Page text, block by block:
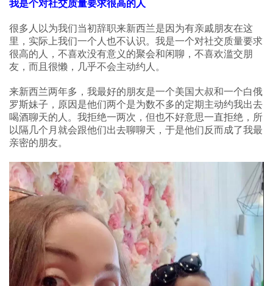
我是个对社交质量要求很高的人
很多人以为我们当初辞职来新西兰是因为有亲戚朋友在这
里，实际上我们一个人也不认识。我是一个对社交质量要求
很高的人，不喜欢没有意义的聚会和闲聊，不喜欢滥交朋
友，而且很懒，几乎不会主动约人。
来新西兰两年多，我最好的朋友是一个美国大叔和一个白俄
罗斯妹子，原因是他们两个是为数不多的定期主动约我出去
喝酒聊天的人。我拒绝一两次，但也不好意思一直拒绝，所
以隔几个月就会跟他们出去聊聊天，于是他们反而成了我最
亲密的朋友。